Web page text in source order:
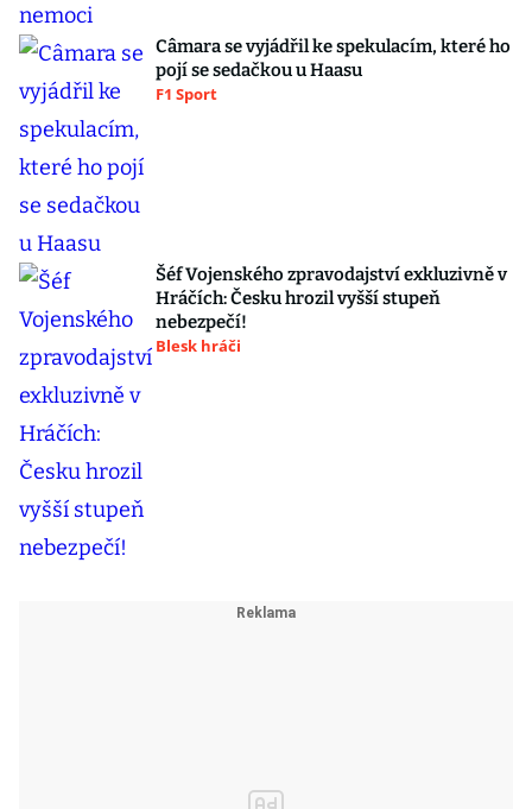
Câmara se vyjádřil ke spekulacím, které ho
pojí se sedačkou u Haasu
F1 Sport
Šéf Vojenského zpravodajství exkluzivně v
Hráčích: Česku hrozil vyšší stupeň
nebezpečí!
Blesk hráči